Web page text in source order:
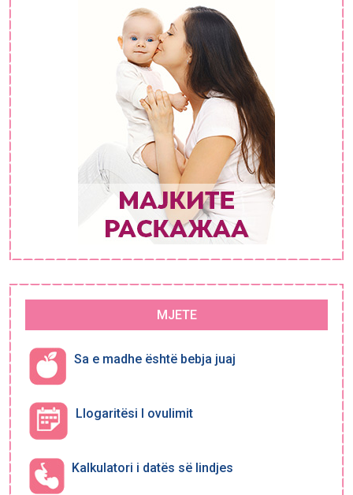
MJETE
Sa e madhe është bebja juaj
Llogaritësi I ovulimit
Kalkulatori i datës së lindjes